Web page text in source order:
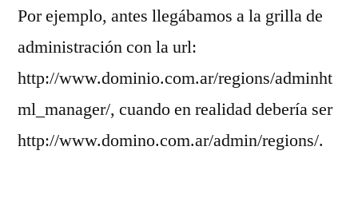
Por ejemplo, antes llegábamos a la grilla de
administración con la url:
http://www.dominio.com.ar/regions/adminht
ml_manager/, cuando en realidad debería ser
http://www.domino.com.ar/admin/regions/.